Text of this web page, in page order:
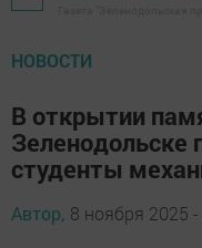
НОВОСТИ
В открытии
Зеленодольске
студенты
Автор, 8 ноября 2025 -